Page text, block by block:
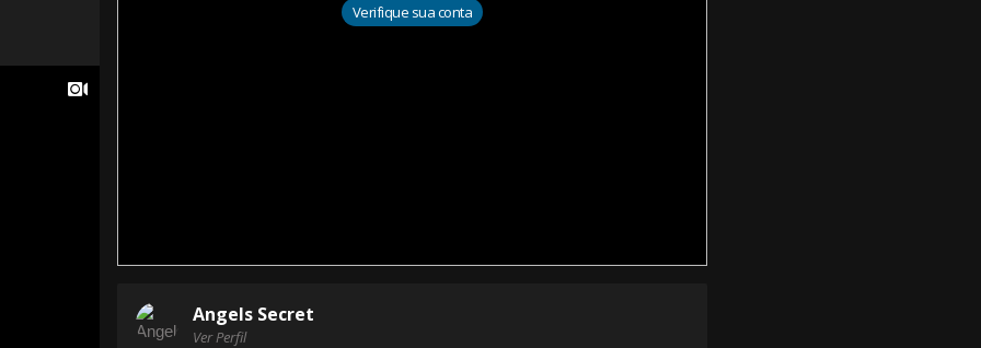
Verifique sua conta
Angels Secret
Ver Perfil